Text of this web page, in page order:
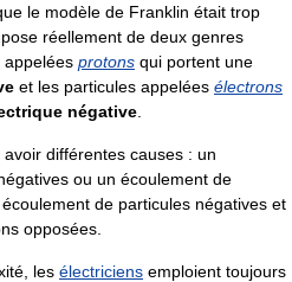
le modèle de Franklin était trop
réellement de deux genres
appelées protons qui portent une
et les particules appelées électrons
négative
avoir différentes causes : un
ou un écoulement de
de particules négatives et
opposées.
les électriciens emploient toujours